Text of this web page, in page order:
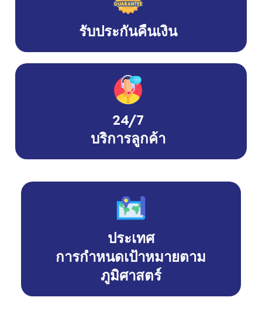
รับประกันคืนเงิน
24/7
บริการลูกค้า
ประเทศ
การกำหนดเป้าหมายตาม
ภูมิศาสตร์